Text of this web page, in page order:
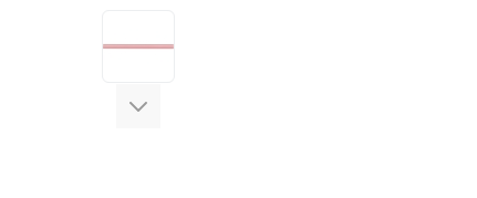
View larger image